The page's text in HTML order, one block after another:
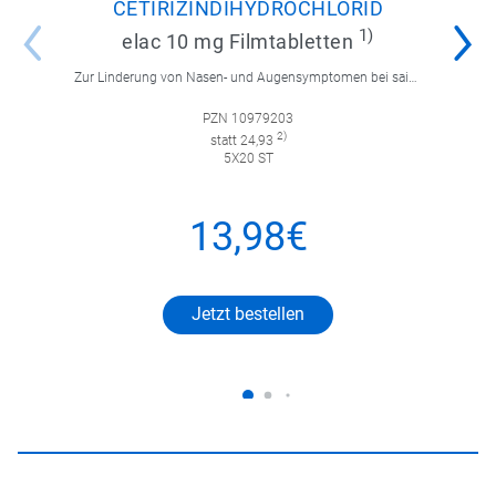
CETIRIZINDIHYDROCHLORID
elac 10 mg Filmtabletten 1)
PZN 10979203
statt 24,93 2)
5X20 ST
13,98€
Jetzt bestellen